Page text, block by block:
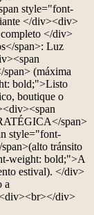
style="font-
</div><div>
</div>
span>: Luz
(máxima
bold;">Listo
boutique o
span>
style="font-
tránsito
weight: bold;">A
estival). </div>
a
div>